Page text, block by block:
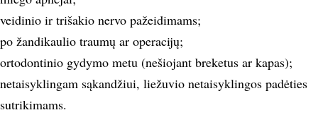
veidinio ir trišakio nervo pažeidimams;
po žandikaulio traumų ar operacijų;
ortodontinio gydymo metu (nešiojant breketus ar kapas);
netaisyklingam sąkandžiui, liežuvio netaisyklingos padėties
sutrikimams.